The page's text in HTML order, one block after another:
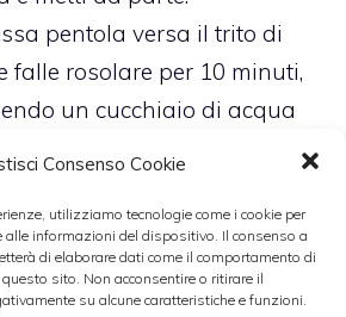
Consenso Cookie
utilizziamo tecnologie come i cookie per
alle informazioni del dispositivo. Il consenso a
di elaborare dati come il comportamento di
sito. Non acconsentire o ritirare il
su alcune caratteristiche e funzioni.
pentola versa il trito di
falle rosolare per 10 minuti,
un cucchiaio di acqua
e sfuma con mezzo
di vino bianco. Fai evaporare
prosegui la cottura a